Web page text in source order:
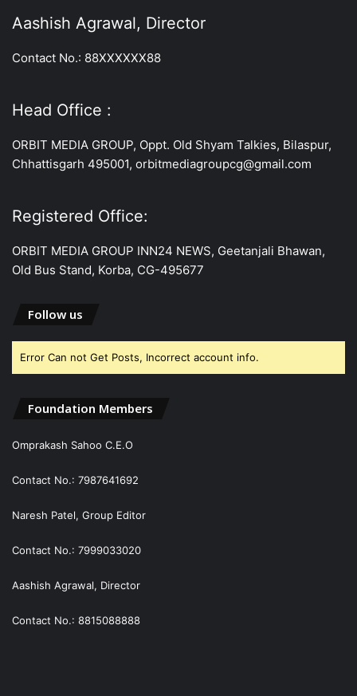
Aashish Agrawal, Director
Contact No.: 88XXXXXX88
Head Office :
ORBIT MEDIA GROUP, Oppt. Old Shyam Talkies, Bilaspur,
Chhattisgarh 495001, orbitmediagroupcg@gmail.com
Registered Office:
ORBIT MEDIA GROUP INN24 NEWS, Geetanjali Bhawan,
Old Bus Stand, Korba, CG-495677
Follow us
Error Can not Get Posts, Incorrect account info.
Foundation Members
Omprakash Sahoo C.E.O
Contact No.: 7987641692
Naresh Patel, Group Editor
Contact No.: 7999033020
Aashish Agrawal, Director
Contact No.: 8815088888